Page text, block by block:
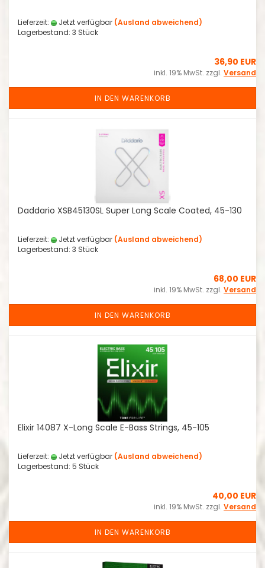
Lieferzeit: Jetzt verfügbar (Ausland abweichend)
Lagerbestand: 3 Stück
36,90 EUR
inkl. 19% MwSt. zzgl. Versand
IN DEN WARENKORB
Daddario XSB45130SL Super Long Scale Coated, 45-130
Lieferzeit: Jetzt verfügbar (Ausland abweichend)
Lagerbestand: 3 Stück
68,00 EUR
inkl. 19% MwSt. zzgl. Versand
IN DEN WARENKORB
Elixir 14087 X-Long Scale E-Bass Strings, 45-105
Lieferzeit: Jetzt verfügbar (Ausland abweichend)
Lagerbestand: 5 Stück
40,00 EUR
inkl. 19% MwSt. zzgl. Versand
IN DEN WARENKORB